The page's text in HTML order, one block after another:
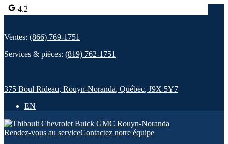
4.2
Ventes: (866) 769-1751
Services & pièces: (819) 762-1751
375 Boul Rideau, Rouyn-Noranda, Québec, J9X 5Y7
EN
Rendez-vous au serviceContactez notre équipe